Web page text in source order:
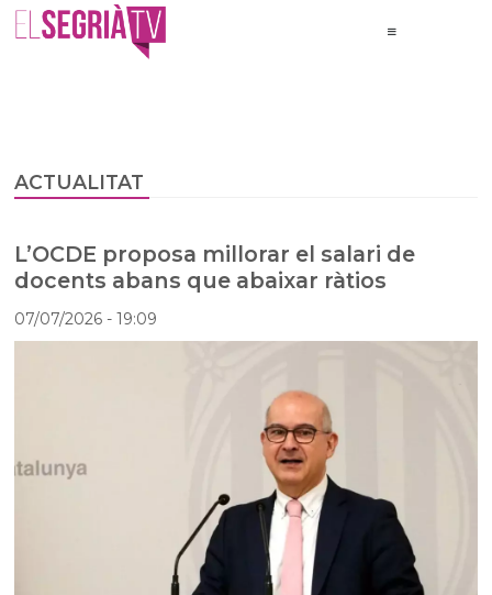
ACTUALITAT
L’OCDE proposa millorar el salari de
docents abans que abaixar ràtios
07/07/2026- 19:09